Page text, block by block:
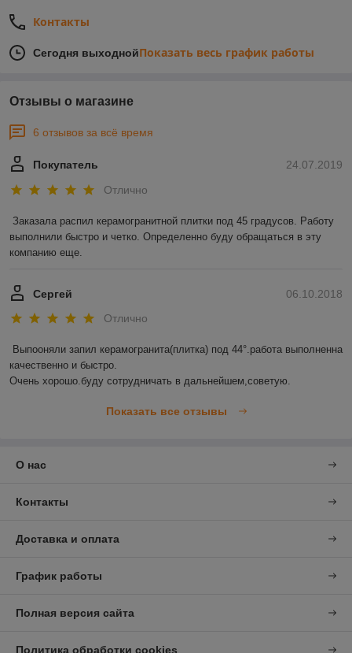
Контакты
Сегодня выходнойПоказать весь график работы
Отзывы о магазине
6 отзывов за всё время
24.07.2019
Покупатель
Отлично
Заказала распил керамогранитной плитки под 45 градусов. Работу
выполнили быстро и четко. Определенно буду обращаться в эту
компанию еще.
06.10.2018
Сергей
Отлично
Выпооняли запил керамогранита(плитка) под 44°.работа выполненна
качественно и быстро.
Очень хорошо.буду сотрудничать в дальнейшем,советую.
Показать все отзывы
О нас
Контакты
Доставка и оплата
График работы
Полная версия сайта
Политика обработки cookies